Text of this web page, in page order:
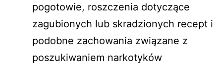
pogotowie, roszczenia dotyczące
zagubionych lub skradzionych recept i
podobne zachowania związane z
poszukiwaniem narkotyków